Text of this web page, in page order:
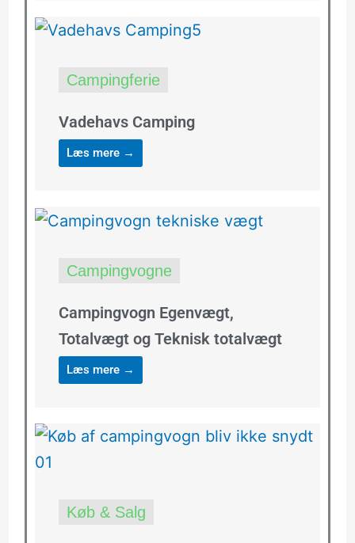
Campingferie
Vadehavs Camping
Læs mere →
Campingvogne
Campingvogn Egenvægt,
Totalvægt og Teknisk totalvægt
Læs mere →
Køb & Salg